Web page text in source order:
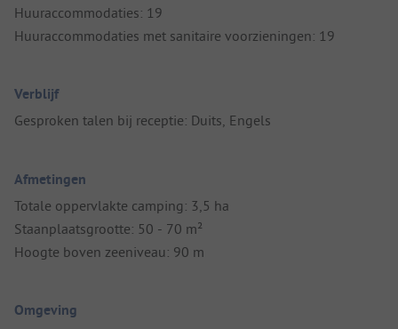
Huuraccommodaties: 19
Huuraccommodaties met sanitaire voorzieningen: 19
Verblijf
Gesproken talen bij receptie: Duits, Engels
Afmetingen
Totale oppervlakte camping: 3,5 ha
Staanplaatsgrootte: 50 - 70 m²
Hoogte boven zeeniveau: 90 m
Omgeving